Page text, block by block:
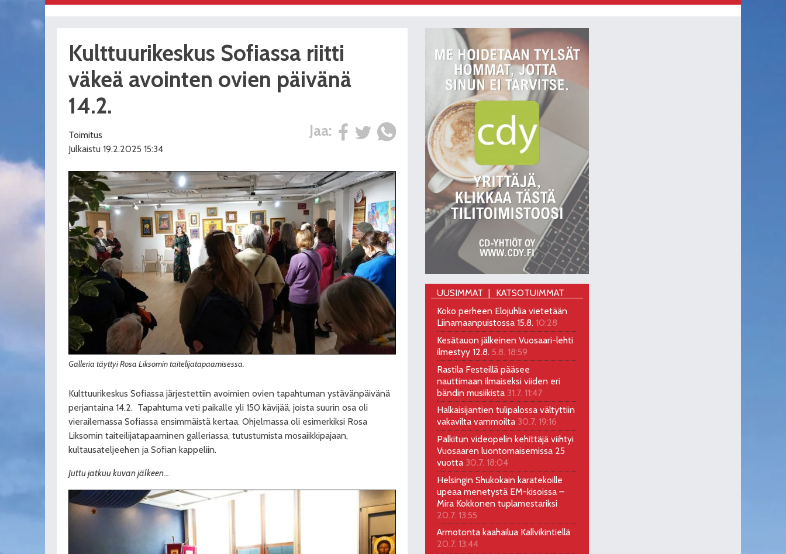
Kulttuurikeskus Sofiassa riitti
väkeä avointen ovien päivänä
14.2.
Jaa:
Toimitus
Julkaistu 19.2.2025 15:34
Galleria täyttyi Rosa Liksomin taitelijatapaamisessa.
Kulttuurikeskus Sofiassa järjestettiin avoimien ovien tapahtuman ystävänpäivänä
perjantaina 14.2. Tapahtuma veti paikalle yli 150 kävijää, joista suurin osa oli
vierailemassa Sofiassa ensimmäistä kertaa. Ohjelmassa oli esimerkiksi Rosa
Liksomin taiteilijatapaaminen galleriassa, tutustumista mosaiikkipajaan,
kultausateljeehen ja Sofian kappeliin.
Juttu jatkuu kuvan jälkeen…
UUSIMMAT
KATSOTUIMMAT
Koko perheen Elojuhlia vietetään
Liinamaanpuistossa 15.8. 10:28
Kesätauon jälkeinen Vuosaari-lehti
ilmestyy 12.8. 5.8. 18:59
Rastila Festeillä pääsee
nauttimaan ilmaiseksi viiden eri
bändin musiikista 31.7. 11:47
Halkaisijantien tulipalossa vältyttiin
vakavilta vammoilta 30.7. 19:16
Palkitun videopelin kehittäjä viihtyi
Vuosaaren luontomaisemissa 25
vuotta 30.7. 18:04
Helsingin Shukokain karatekoille
upeaa menetystä EM-kisoissa –
Mira Kokkonen tuplamestariksi
20.7. 13:55
Armotonta kaahailua Kallvikintiellä
20.7. 13:44